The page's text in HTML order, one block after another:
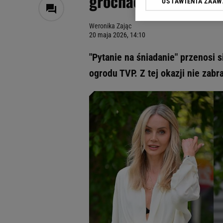
Weronika Zając
20 maja 2026, 14:10
"Pytanie na śniadanie" przenosi
ogrodu TVP. Z tej okazji nie
Klikając „Akceptuję”
My, nasi Zaufani
Użycie dokładnych
Przechowywanie
badnie odbiorców i